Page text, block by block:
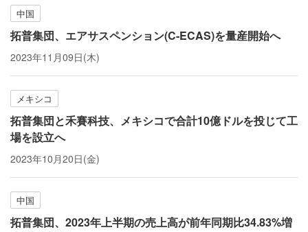
中国
拓普集団、エアサスペンション(C-ECAS)を量産開始へ
2023年11月09日(木)
メキシコ
拓普集団と禾賽科技、メキシコで合計10億ドルを投じて工
場を設立へ
2023年10月20日(金)
中国
拓普集団、2023年上半期の売上高が前年同期比34.83%増